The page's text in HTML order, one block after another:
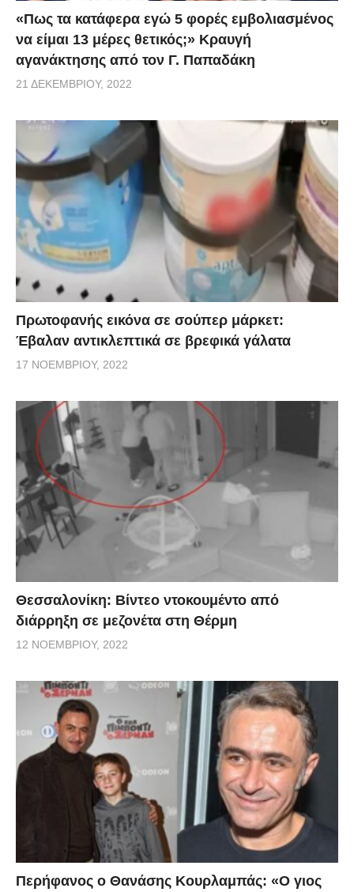
«Πως τα κατάφερα εγώ 5 φορές εμβoλιασμένος
να είμαι 13 μέρες θετικός;» Κραυγή
αγανάκτησης από τον Γ. Παπαδάκη
21 ΔΕΚΕΜΒΡΊΟΥ, 2022
Πρωτοφανής εικόνα σε σούπερ μάρκετ:
Έβαλαν αντικλεπτικά σε βρεφικά γάλατα
17 ΝΟΕΜΒΡΊΟΥ, 2022
Θεσσαλονίκη: Βίντεο ντοκουμέντο από
διάρρηξη σε μεζονέτα στη Θέρμη
12 ΝΟΕΜΒΡΊΟΥ, 2022
Περήφανος ο Θανάσης Κουρλαμπάς: «Ο γιος